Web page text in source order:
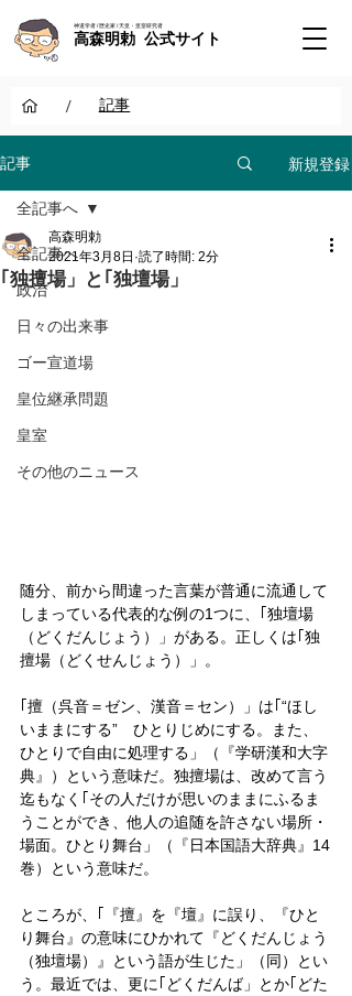
神道学者 / 歴史家 / 天皇・皇室研究者
高森明勅 公式サイト
/ 記事
記事 新規登録
全記事へ
政治
日々の出来事
ゴー宣道場
皇位継承問題
皇室
その他のニュース
全記事へ
｢独擅場」と｢独壇場」
高森明勅
2021年3月8日 読了時間: 2分
随分、前から間違った言葉が普通に流通して
しまっている代表的な例の1つに、｢独壇場
（どくだんじょう）」がある。正しくは｢独
擅場（どくせんじょう）」。
｢擅（呉音＝ゼン、漢音＝セン）」は｢“ほし
いままにする”　ひとりじめにする。また、
ひとりで自由に処理する」（『学研漢和大字
典』）という意味だ。独擅場は、改めて言う
迄もなく｢その人だけが思いのままにふるま
うことができ、他人の追随を許さない場所・
場面。ひとり舞台」（『日本国語大辞典』14
巻）という意味だ。
ところが、｢『擅』を『壇』に誤り、『ひと
り舞台』の意味にひかれて『どくだんじょう
（独壇場）』という語が生じた」（同）とい
う。最近では、更に｢どくだんば」とか｢どた